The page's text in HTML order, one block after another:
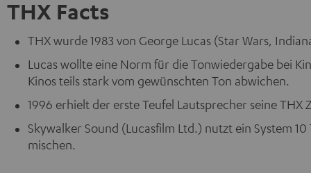
THX Facts
THX wurde 1983 von George Lucas (Star Wars,
Lucas wollte eine Norm für die Tonwiedergabe bei
Kinos teils stark vom gewünschten Ton abwichen.
1996 erhielt der erste Teufel Lautsprecher seine THX
Skywalker Sound (Lucasfilm Ltd.) nutzt ein System
mischen.